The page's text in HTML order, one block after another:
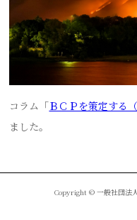
コラム「ＢＣＰを策定する
ました。
Copyright © 一般社団法